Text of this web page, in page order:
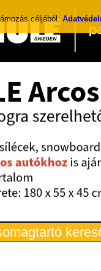
céljából.